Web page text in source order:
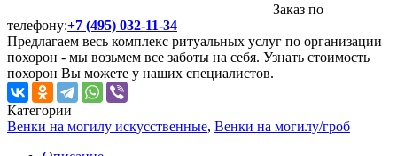
Заказ по
телефону:+7 (495) 032-11-34
Предлагаем весь комплекс ритуальных услуг по организации
похорон - мы возьмем все заботы на себя. Узнать стоимость
похорон Вы можете у наших специалистов.
Категории
Венки на могилу искусственные, Венки на могилу/гроб